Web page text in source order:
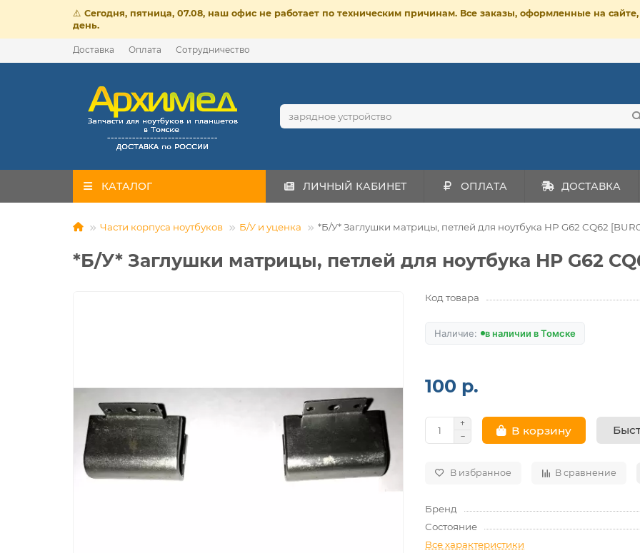
⚠️ Сегодня, пятница, 07.08, наш офис не работает по техническим причинам. Все заказы, оформленные на
день.
Доставка Оплата Сотрудничество
КАТАЛОГ ЛИЧНЫЙ КАБИНЕТ ОПЛАТА ДОСТАВКА
Части корпуса ноутбуков Б/У и уценка *Б/У* Заглушки матрицы, петлей для ноутбука HP G62 CQ62
*Б/У* Заглушки матрицы, петлей для ноутбука HP G62
Код товара
в наличии в Томске
100 р.
В корзину
В избранное В сравнение
Бренд
Состояние
Все характеристики